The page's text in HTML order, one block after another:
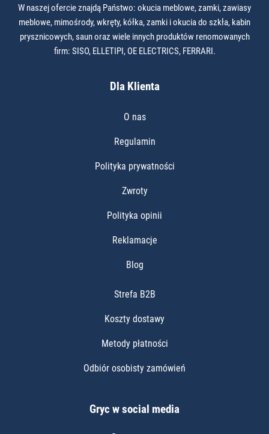
W naszej ofercie znajdą Państwo: okucia meblowe, zamki, zawiasy
meblowe, mimośrody, wkręty, kółka, zamki i okucia do szkła, kabin
prysznicowych, saun oraz wiele innych produktów renomowanych
firm: SISO, ELLETIPI, OE ELECTRICS, FERRARI.
Dla Klienta
O nas
Regulamin
Polityka prywatności
Zwroty
Polityka opinii
Reklamacje
Blog
Strefa B2B
Koszty dostawy
Metody płatności
Odbiór osobisty zamówień
Gryc w social media